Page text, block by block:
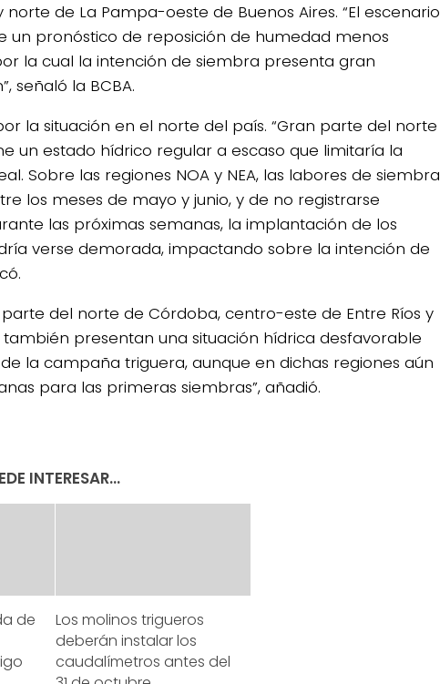
norte de La Pampa-oeste de Buenos Aires. “El escenario
un pronóstico de reposición de humedad menos
la cual la intención de siembra presenta gran
señaló la BCBA.
la situación en el norte del país. “Gran parte del norte
un estado hídrico regular a escaso que limitaría la
Sobre las regiones NOA y NEA, las labores de siembra
los meses de mayo y junio, y de no registrarse
las próximas semanas, la implantación de los
verse demorada, impactando sobre la intención de
del norte de Córdoba, centro-este de Entre Ríos y
presentan una situación hídrica desfavorable
la campaña triguera, aunque en dichas regiones aún
para las primeras siembras”, añadió.
INTERESAR...
de
Los molinos trigueros
deberán instalar los
caudalímetros antes del